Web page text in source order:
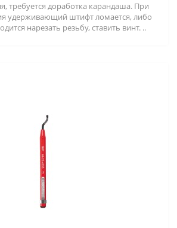
требуется доработка карандаша. При
удерживающий штифт ломается, либо
нарезать резьбу, ставить винт. ..